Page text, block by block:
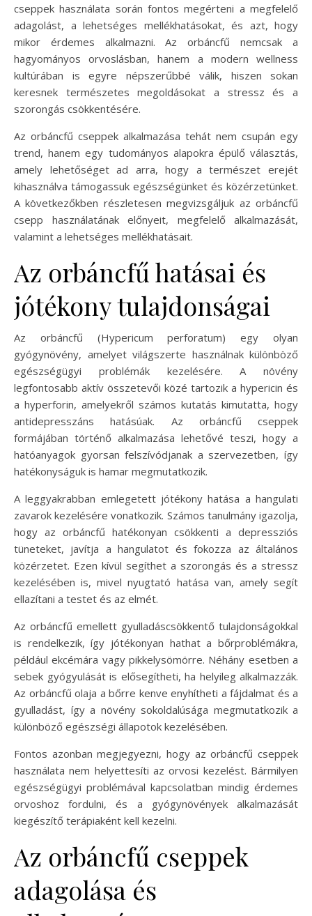
cseppek használata során fontos megérteni a megfelelő
adagolást, a lehetséges mellékhatásokat, és azt, hogy
mikor érdemes alkalmazni. Az orbáncfű nemcsak a
hagyományos orvoslásban, hanem a modern wellness
kultúrában is egyre népszerűbbé válik, hiszen sokan
keresnek természetes megoldásokat a stressz és a
szorongás csökkentésére.
Az orbáncfű cseppek alkalmazása tehát nem csupán egy
trend, hanem egy tudományos alapokra épülő választás,
amely lehetőséget ad arra, hogy a természet erejét
kihasználva támogassuk egészségünket és közérzetünket.
A következőkben részletesen megvizsgáljuk az orbáncfű
csepp használatának előnyeit, megfelelő alkalmazását,
valamint a lehetséges mellékhatásait.
Az orbáncfű hatásai és
jótékony tulajdonságai
Az orbáncfű (Hypericum perforatum) egy olyan
gyógynövény, amelyet világszerte használnak különböző
egészségügyi problémák kezelésére. A növény
legfontosabb aktív összetevői közé tartozik a hypericin és
a hyperforin, amelyekről számos kutatás kimutatta, hogy
antidepresszáns hatásúak. Az orbáncfű cseppek
formájában történő alkalmazása lehetővé teszi, hogy a
hatóanyagok gyorsan felszívódjanak a szervezetben, így
hatékonyságuk is hamar megmutatkozik.
A leggyakrabban emlegetett jótékony hatása a hangulati
zavarok kezelésére vonatkozik. Számos tanulmány igazolja,
hogy az orbáncfű hatékonyan csökkenti a depressziós
tüneteket, javítja a hangulatot és fokozza az általános
közérzetet. Ezen kívül segíthet a szorongás és a stressz
kezelésében is, mivel nyugtató hatása van, amely segít
ellazítani a testet és az elmét.
Az orbáncfű emellett gyulladáscsökkentő tulajdonságokkal
is rendelkezik, így jótékonyan hathat a bőrproblémákra,
például ekcémára vagy pikkelysömörre. Néhány esetben a
sebek gyógyulását is elősegítheti, ha helyileg alkalmazzák.
Az orbáncfű olaja a bőrre kenve enyhítheti a fájdalmat és a
gyulladást, így a növény sokoldalúsága megmutatkozik a
különböző egészségi állapotok kezelésében.
Fontos azonban megjegyezni, hogy az orbáncfű cseppek
használata nem helyettesíti az orvosi kezelést. Bármilyen
egészségügyi problémával kapcsolatban mindig érdemes
orvoshoz fordulni, és a gyógynövények alkalmazását
kiegészítő terápiaként kell kezelni.
Az orbáncfű cseppek
adagolása és